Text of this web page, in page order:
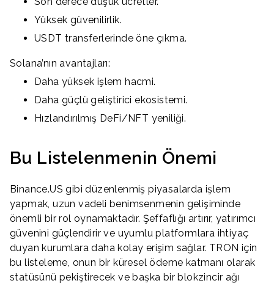
Yüksek güvenilirlik.
USDT transferlerinde öne çıkma.
Solana’nın avantajları:
Daha yüksek işlem hacmi.
Daha güçlü geliştirici ekosistemi.
Hızlandırılmış DeFi/NFT yeniliği.
Bu Listelenmenin Önemi
Binance.US gibi düzenlenmiş piyasalarda işlem
yapmak, uzun vadeli benimsenmenin gelişiminde
önemli bir rol oynamaktadır. Şeffaflığı artırır, yatırımcı
güvenini güçlendirir ve uyumlu platformlara ihtiyaç
duyan kurumlara daha kolay erişim sağlar. TRON için
bu listeleme, onun bir küresel ödeme katmanı olarak
statüsünü pekiştirecek ve başka bir blokzincir ağı